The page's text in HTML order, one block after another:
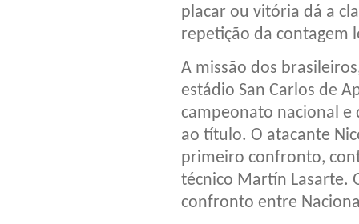
placar ou vitória dá a
repetição da contagem
A missão dos
estádio San Carlos de
campeonato nacional
ao título. O atacante
primeiro confronto,
técnico Martín Lasarte.
confronto entre